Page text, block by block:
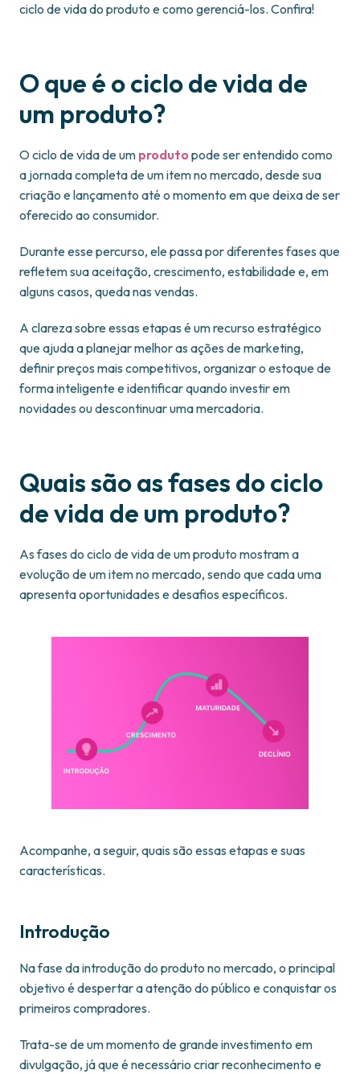
ciclo de vida do produto e como gerenciá-los. Confira!
O que é o ciclo de vida de
um produto?
O ciclo de vida de um produto pode ser entendido como
a jornada completa de um item no mercado, desde sua
criação e lançamento até o momento em que deixa de ser
oferecido ao consumidor.
Durante esse percurso, ele passa por diferentes fases que
refletem sua aceitação, crescimento, estabilidade e, em
alguns casos, queda nas vendas.
A clareza sobre essas etapas é um recurso estratégico
que ajuda a planejar melhor as ações de marketing,
definir preços mais competitivos, organizar o estoque de
forma inteligente e identificar quando investir em
novidades ou descontinuar uma mercadoria.
Quais são as fases do ciclo
de vida de um produto?
As fases do ciclo de vida de um produto mostram a
evolução de um item no mercado, sendo que cada uma
apresenta oportunidades e desafios específicos.
Acompanhe, a seguir, quais são essas etapas e suas
características.
Introdução
Na fase da introdução do produto no mercado, o principal
objetivo é despertar a atenção do público e conquistar os
primeiros compradores.
Trata-se de um momento de grande investimento em
divulgação, já que é necessário criar reconhecimento e